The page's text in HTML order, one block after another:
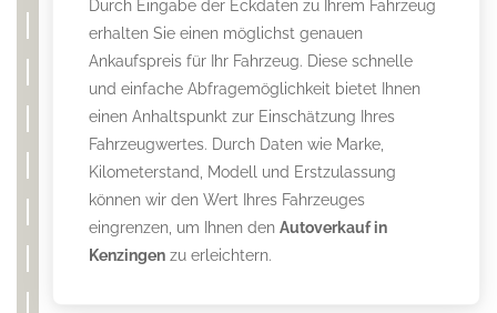
Durch Eingabe der Eckdaten zu Ihrem Fahrzeug
erhalten Sie einen möglichst genauen
Ankaufspreis für Ihr Fahrzeug. Diese schnelle
und einfache Abfragemöglichkeit bietet Ihnen
einen Anhaltspunkt zur Einschätzung Ihres
Fahrzeugwertes. Durch Daten wie Marke,
Kilometerstand, Modell und Erstzulassung
können wir den Wert Ihres Fahrzeuges
eingrenzen, um Ihnen denAutoverkauf in
Kenzingen zu erleichtern.